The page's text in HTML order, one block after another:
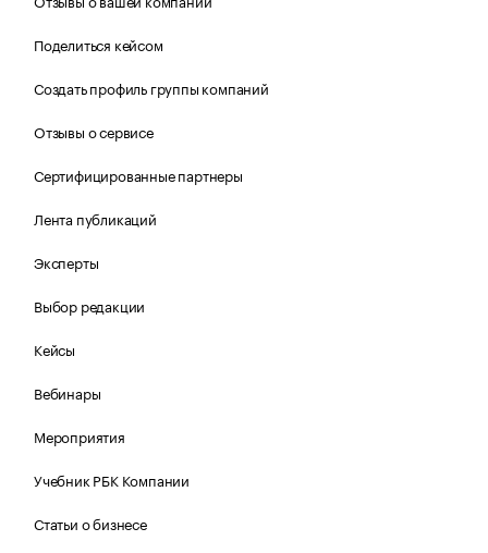
Поделиться кейсом
Создать профиль группы компаний
Отзывы о сервисе
Сертифицированные партнеры
Лента публикаций
Эксперты
Выбор редакции
Кейсы
Вебинары
Мероприятия
Учебник РБК Компании
Статьи о бизнесе